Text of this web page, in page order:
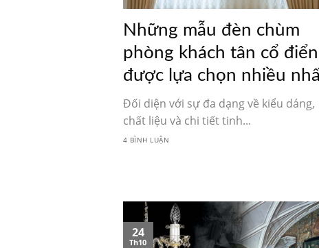
Những mẫu đèn chùm
phòng khách tân cổ điển
được lựa chọn nhiều
Đối diện với sự đa dạng về kiểu dáng,
chất liệu và chi tiết tinh...
4 BÌNH LUẬN
24
Th10